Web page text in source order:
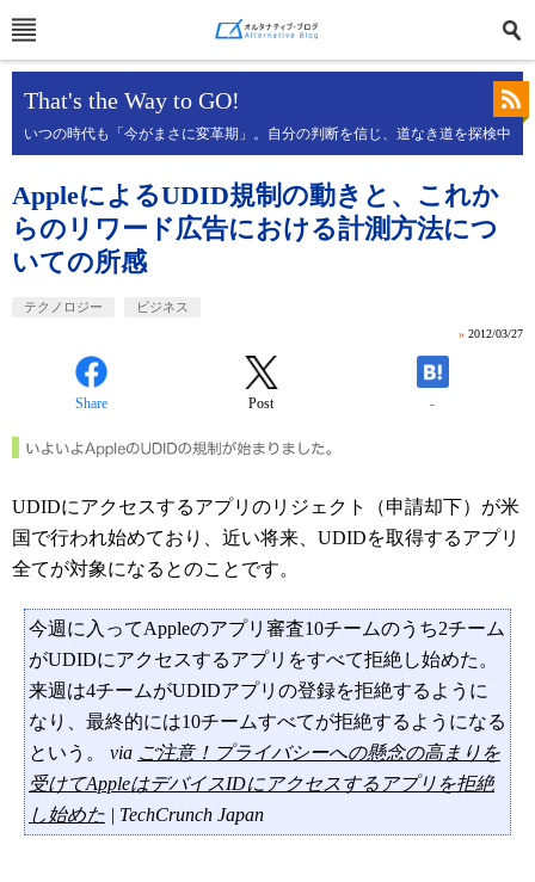
That's the Way to GO!
いつの時代も「今がまさに変革期」。自分の判断を信じ、道なき道を探検中
AppleによるUDID規制の動きと、これか
らのリワード広告における計測方法につ
いての所感
テクノロジー ビジネス
» 2012/03/27
Share Post -
UDIDにアクセスするアプリのリジェクト（申請却下）が米
国で行われ始めており、近い将来、UDIDを取得するアプリ
全てが対象になるとのことです。
今週に入ってAppleのアプリ審査10チームのうち2チーム
がUDIDにアクセスするアプリをすべて拒絶し始めた。
来週は4チームがUDIDアプリの登録を拒絶するように
なり、最終的には10チームすべてが拒絶するようになる
という。 via ご注意！プライバシーへの懸念の高まりを
受けてAppleはデバイスIDにアクセスするアプリを拒絶
し始めた | TechCrunch Japan